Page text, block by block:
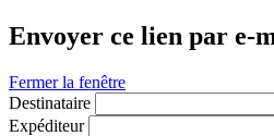
Envoyer ce lien par e-
Fermer la fenêtre
Destinataire
Expéditeur